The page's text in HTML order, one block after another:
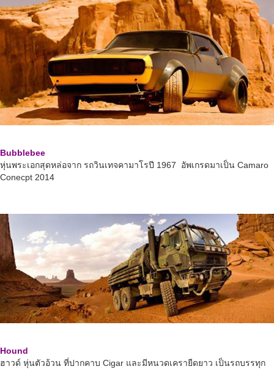
Bubblebee
หุ่นพระเอกสุดหล่อจาก รถวินเทจคามาโรปี 1967 อัพเกรดมาเป็น Camaro
Conecpt 2014
Hound
ฮาวด์ หุ่นตัวอ้วน ที่ปากคาบ Cigar และมีหนวดเครายืดยาว เป็นรถบรรทุก